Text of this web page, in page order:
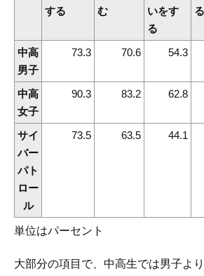
する
む
いをす
る
る
中高
男子
73.3 70.6 54.3
中高
女子
90.3 83.2 62.8
サイ
バー
パト
ロー
ル
73.5 63.5 44.1
単位はパーセント
大部分の項目で、中高生では男子よ